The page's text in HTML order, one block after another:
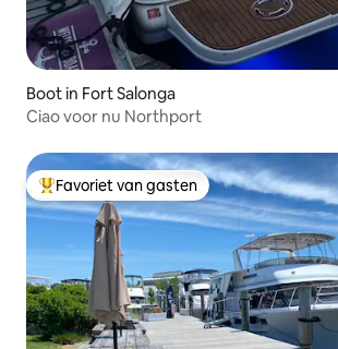
Boot in Fort Salonga
Ciao voor nu Northport
Topfavoriet van gasten
Favoriet van gasten